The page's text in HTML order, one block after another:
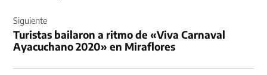
Siguiente
Turistas bailaron a ritmo de «Viva Carnaval
Ayacuchano 2020» en Miraflores